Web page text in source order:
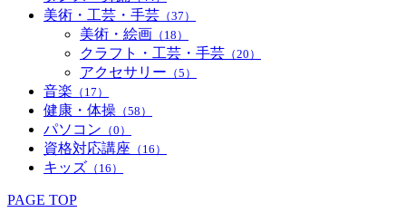
美術・工芸・手芸 （37）
美術・絵画 （18）
クラフト・工芸・手芸 （20）
アクセサリー （5）
音楽 （17）
健康・体操 （58）
パソコン （0）
資格対応講座 （16）
キッズ （16）
PAGE TOP